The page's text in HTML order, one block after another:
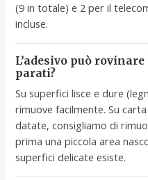
(9 in totale) e 2 per il
incluse.
L’adesivo può
parati?
Su superfici lisce e dure
rimuove facilmente. Su
datate, consigliamo di
prima una piccola area
superfici delicate esiste.